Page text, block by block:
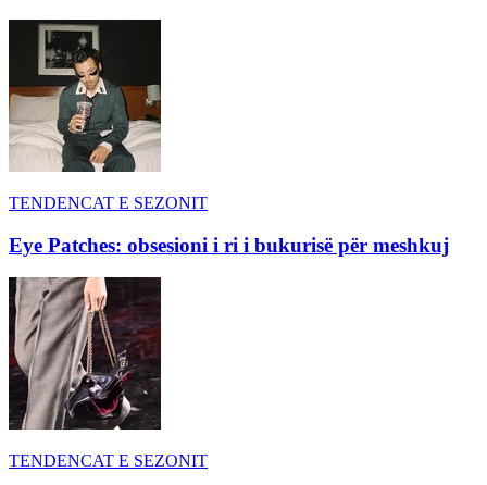
TENDENCAT E SEZONIT
Eye Patches: obsesioni i ri i bukurisë për meshkuj
TENDENCAT E SEZONIT